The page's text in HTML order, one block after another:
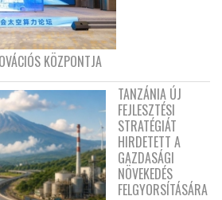
KÖZPONTJA
TANZÁNIA ÚJ
FEJLESZTÉSI
STRATÉGIÁT
HIRDETETT A
GAZDASÁGI
NÖVEKEDÉS
FELGYORSÍTÁSÁRA